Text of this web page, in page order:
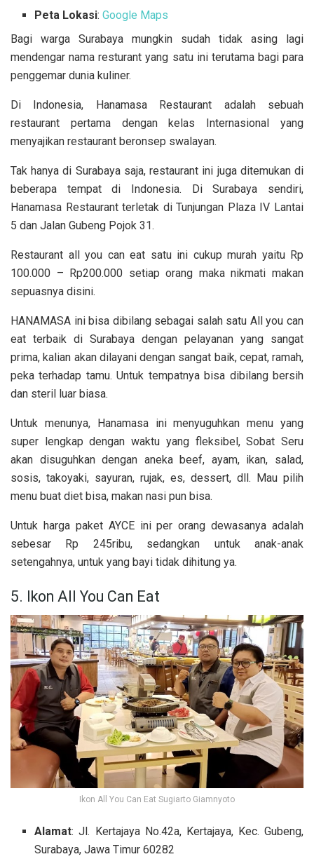
Peta Lokasi:Google Maps
Bagi warga Surabaya mungkin sudah tidak asing lagi
mendengar nama resturant yang satu ini terutama bagi para
penggemar dunia kuliner.
Di Indonesia, Hanamasa Restaurant adalah sebuah
restaurant pertama dengan kelas Internasional yang
menyajikan restaurant beronsep swalayan.
Tak hanya di Surabaya saja, restaurant ini juga ditemukan di
beberapa tempat di Indonesia. Di Surabaya sendiri,
Hanamasa Restaurant terletak di Tunjungan Plaza IV Lantai
5 dan Jalan Gubeng Pojok 31.
Restaurant all you can eat satu ini cukup murah yaitu Rp
100.000 – Rp200.000 setiap orang maka nikmati makan
sepuasnya disini.
HANAMASA ini bisa dibilang sebagai salah satu All you can
eat terbaik di Surabaya dengan pelayanan yang sangat
prima, kalian akan dilayani dengan sangat baik, cepat, ramah,
peka terhadap tamu. Untuk tempatnya bisa dibilang bersih
dan steril luar biasa.
Untuk menunya, Hanamasa ini menyuguhkan menu yang
super lengkap dengan waktu yang fleksibel, Sobat Seru
akan disuguhkan dengan aneka beef, ayam, ikan, salad,
sosis, takoyaki, sayuran, rujak, es, dessert, dll. Mau pilih
menu buat diet bisa, makan nasi pun bisa.
Untuk harga paket AYCE ini per orang dewasanya adalah
sebesar Rp 245ribu, sedangkan untuk anak-anak
setengahnya, untuk yang bayi tidak dihitung ya.
5. Ikon All You Can Eat
Ikon All You Can Eat Sugiarto Giamnyoto
Alamat: Jl. Kertajaya No.42a, Kertajaya, Kec. Gubeng,
Surabaya, Jawa Timur 60282